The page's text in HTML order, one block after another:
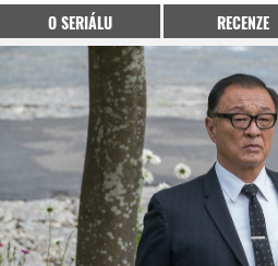
DISKUZE
STATISTIKY
TIRÁŽ
O SERIÁLU RECENZE